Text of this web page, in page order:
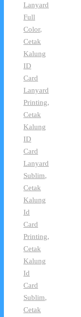
Lanyard
Full
Color,
Cetak
Kalung
ID
Card
Lanyard
Printing,
Cetak
Kalung
ID
Card
Lanyard
Sublim,
Cetak
Kalung
Id
Card
Printing,
Cetak
Kalung
Id
Card
Sublim,
Cetak